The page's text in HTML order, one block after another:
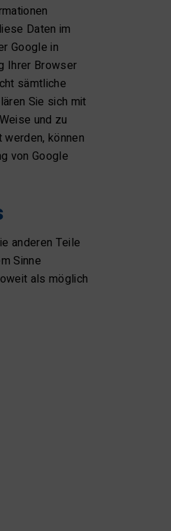
Daten im
Google in
Ihrer Browser
sämtliche
Sie sich mit
und zu
können
von Google
anderen Teile
Sinne
als möglich